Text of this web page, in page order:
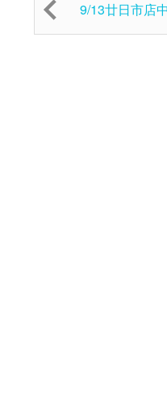
9/13廿日市店